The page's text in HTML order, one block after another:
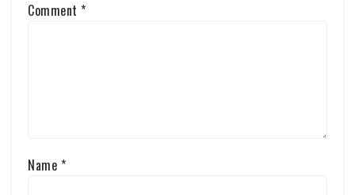
Comment *
Name *